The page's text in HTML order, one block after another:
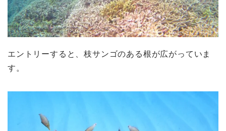
エントリーすると、枝サンゴのある根が広がっていま
す。